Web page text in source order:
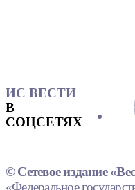
ИС ВЕСТИ
В
СОЦСЕТЯХ
© Сетевое издание
«Федеральное